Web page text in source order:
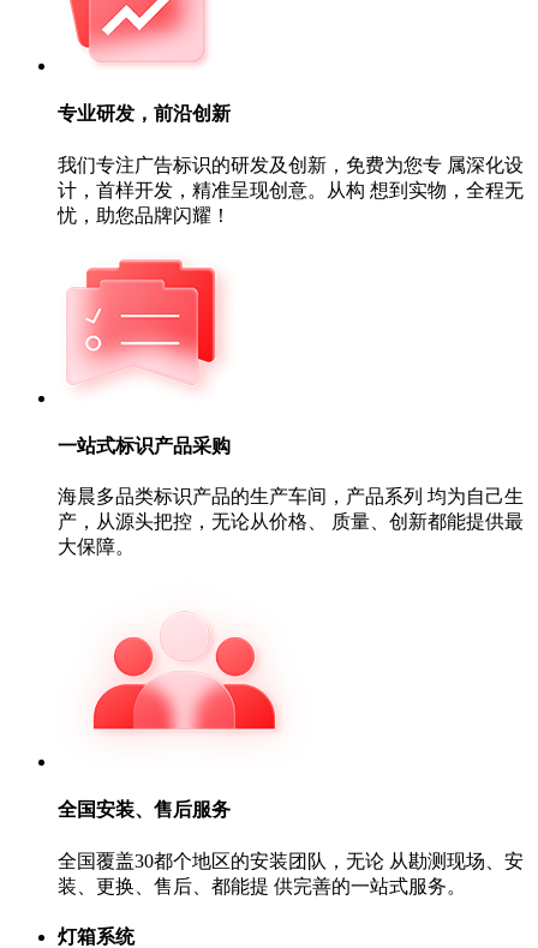
专业研发，前沿创新
我们专注广告标识的研发及创新，免费为您专 属深化设
计，首样开发，精准呈现创意。从构 想到实物，全程无
忧，助您品牌闪耀！
一站式标识产品采购
海晨多品类标识产品的生产车间，产品系列 均为自己生
产，从源头把控，无论从价格、 质量、创新都能提供最
大保障。
全国安装、售后服务
全国覆盖30都个地区的安装团队，无论 从勘测现场、安
装、更换、售后、都能提 供完善的一站式服务。
灯箱系统